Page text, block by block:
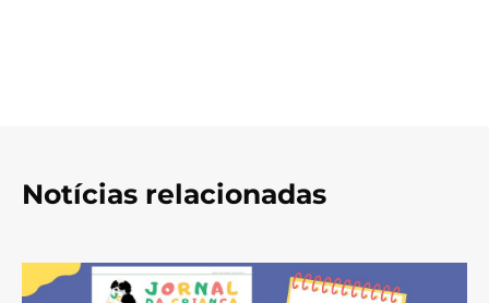
Notícias relacionadas